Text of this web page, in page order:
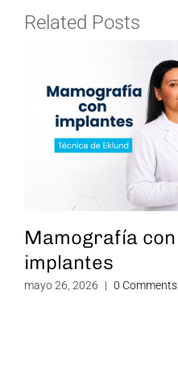
Related Posts
Mamografía con
implantes
mayo 26, 2026 | 0 Comments